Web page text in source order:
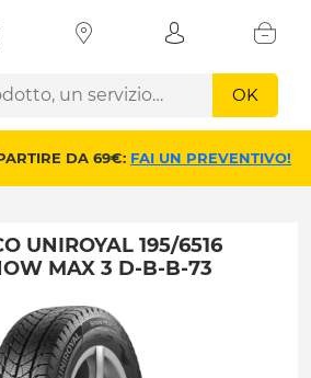
OK
DA 69€: FAI UN PREVENTIVO!
UNIROYAL 195/6516
MAX 3 D-B-B-73